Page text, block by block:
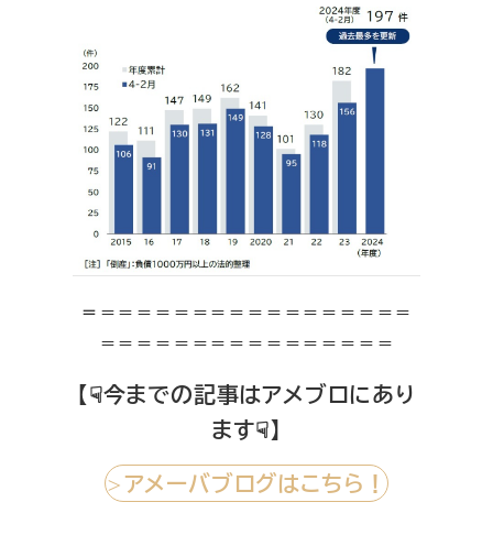
＝ ＝＝＝＝＝＝＝＝＝＝＝＝＝＝＝＝＝
＝＝＝＝＝＝＝＝＝＝＝＝＝＝＝＝
【☟今までの記事はアメブロにあり
ます☟】
＞アメーバブログはこちら！